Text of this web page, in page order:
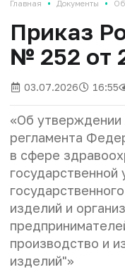
Главная Документы Об
Приказ
№ 252 от
03.07.2026 16:55
«Об утверждении
регламента
в сфере
изделий и
производство и
изделий"»